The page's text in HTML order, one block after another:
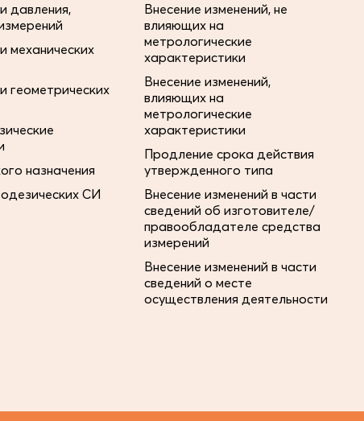
давления,
механических
геометрических
назначения
СИ
Внесение изменений, не
влияющих на
метрологические
характеристики
Внесение изменений,
влияющих на
метрологические
характеристики
Продление срока действия
утвержденного типа
Внесение изменений в части
сведений об изготовителе/
правообладателе средства
измерений
Внесение изменений в части
сведений о месте
осуществления деятельности